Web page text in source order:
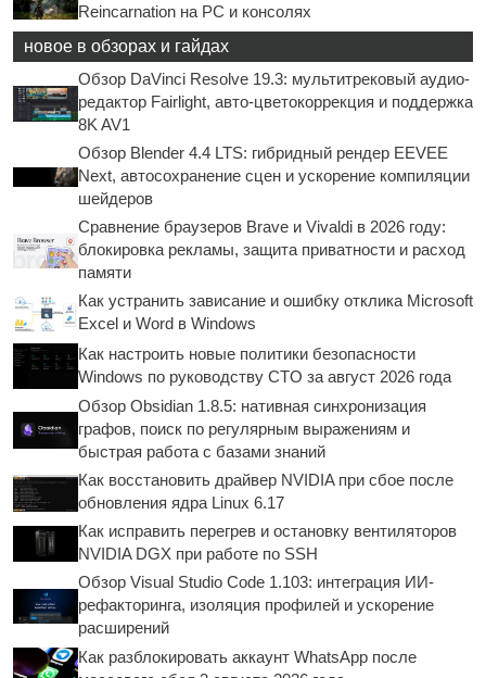
Reincarnation на PC и консолях
новое в обзорах и гайдах
Обзор DaVinci Resolve 19.3: мультитрековый аудио-
редактор Fairlight, авто-цветокоррекция и поддержка
8K AV1
Обзор Blender 4.4 LTS: гибридный рендер EEVEE
Next, автосохранение сцен и ускорение компиляции
шейдеров
Сравнение браузеров Brave и Vivaldi в 2026 году:
блокировка рекламы, защита приватности и расход
памяти
Как устранить зависание и ошибку отклика Microsoft
Excel и Word в Windows
Как настроить новые политики безопасности
Windows по руководству CTO за август 2026 года
Обзор Obsidian 1.8.5: нативная синхронизация
графов, поиск по регулярным выражениям и
быстрая работа с базами знаний
Как восстановить драйвер NVIDIA при сбое после
обновления ядра Linux 6.17
Как исправить перегрев и остановку вентиляторов
NVIDIA DGX при работе по SSH
Обзор Visual Studio Code 1.103: интеграция ИИ-
рефакторинга, изоляция профилей и ускорение
расширений
Как разблокировать аккаунт WhatsApp после